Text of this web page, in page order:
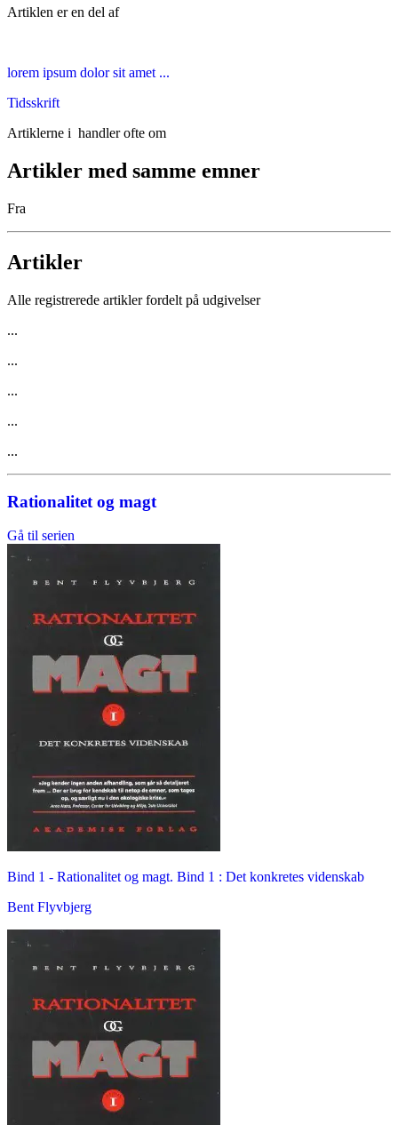
Artiklen er en del af
lorem ipsum dolor sit amet ...
Tidsskrift
Artiklerne i handler ofte om
Artikler med samme emner
Fra
Artikler
Alle registrerede artikler fordelt på udgivelser
...
...
...
...
...
Rationalitet og magt
Gå til serien
Bind 1 - Rationalitet og magt. Bind 1 : Det konkretes videnskab
Bent Flyvbjerg